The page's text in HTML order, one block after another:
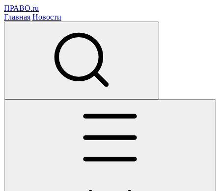
ПРАВО.ru
Главная Новости